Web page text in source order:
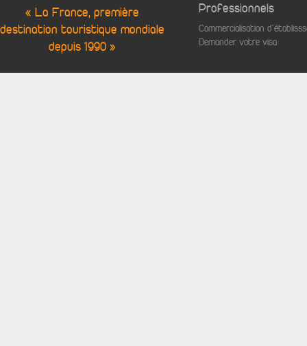
« La France, première
destination touristique mondiale
depuis 1990 »
Professionnels
Commercialisation
Demander votre visa